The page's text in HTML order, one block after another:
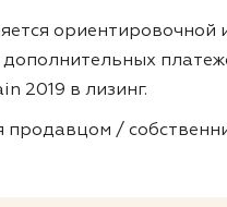
2019 в лизинг.
продавцом /